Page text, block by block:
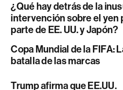
¿Qué hay detrás de la
intervención sobre el yen
parte de EE. UU. y Japón?
Copa Mundial de la FIFA:
batalla de las marcas
Trump afirma que EE.UU.